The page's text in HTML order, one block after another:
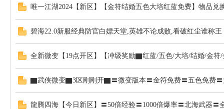
唯一江湖2024【新区】【金符结婚五色大培红蓝免费】物品兑
碧海22.0新服经典防官白嫖天堂,英雄不论成败,看破红尘谁称王
全新微变【19点开区】【冲级奖励▇红蓝/五色/大培/结婚/金
▇武侠微变▇3区刚刚开▇〓微变版本〓金符免费〓五色免费〓
龍腾四海【今日新区】〓50倍经验〓1000倍爆率〓北海武器〓